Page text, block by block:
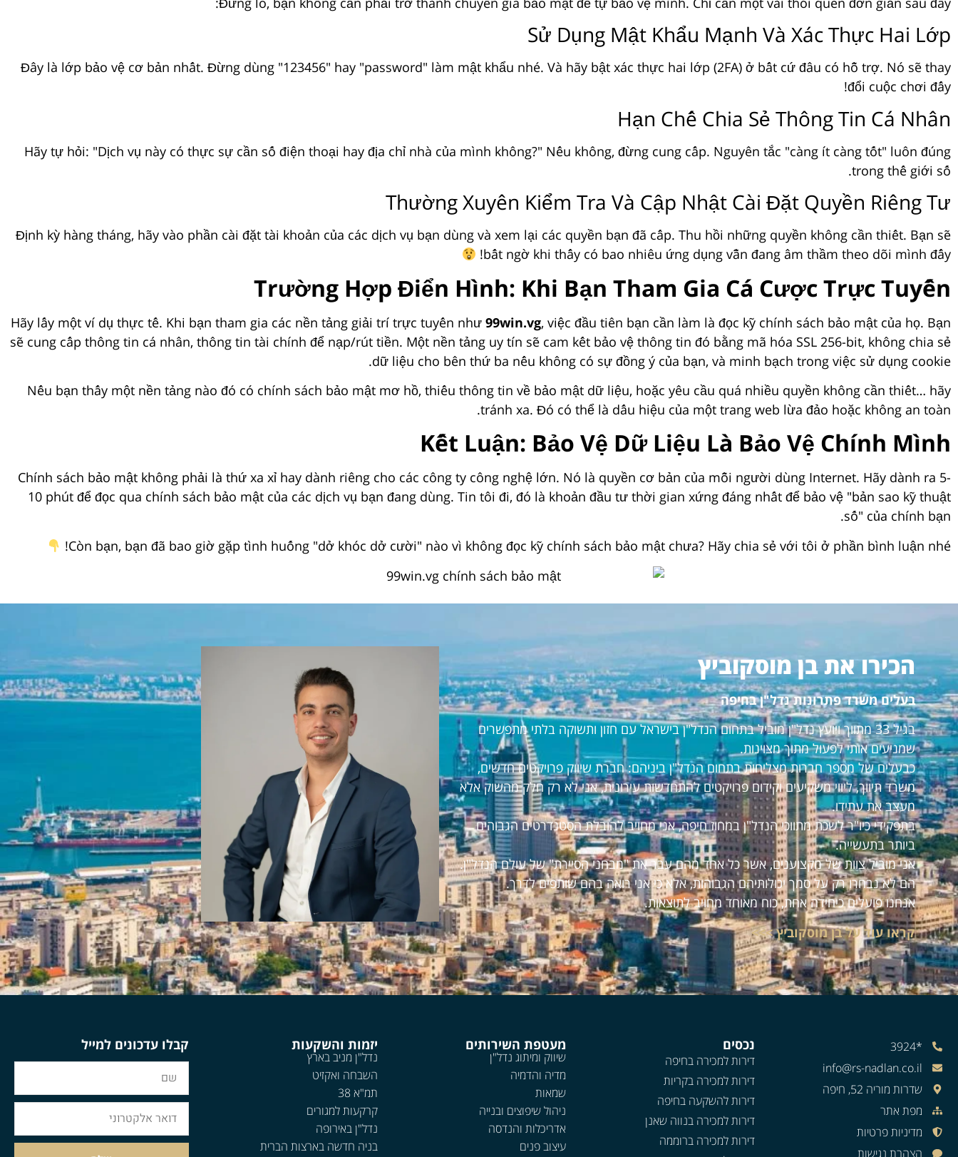
Sử Dụng Mật Khẩu Mạnh Và Xác Thực Hai Lớp
Đây là lớp bảo vệ cơ bản nhất. Đừng dùng "123456" hay "password" làm mật khẩu nhé. Và hãy bật xác thực hai lớp (2FA) ở bất cứ đâu có hỗ trợ. Nó sẽ thay
đổi cuộc chơi đấy!
Hạn Chế Chia Sẻ Thông Tin Cá Nhân
Hãy tự hỏi: "Dịch vụ này có thực sự cần số điện thoại hay địa chỉ nhà của mình không?" Nếu không, đừng cung cấp. Nguyên tắc "càng ít càng tốt" luôn đúng
trong thế giới số.
Thường Xuyên Kiểm Tra Và Cập Nhật Cài Đặt Quyền Riêng Tư
Định kỳ hàng tháng, hãy vào phần cài đặt tài khoản của các dịch vụ bạn dùng và xem lại các quyền bạn đã cấp. Thu hồi những quyền không cần thiết. Bạn sẽ
bất ngờ khi thấy có bao nhiêu ứng dụng vẫn đang âm thầm theo dõi mình đấy!
Trường Hợp Điển Hình: Khi Bạn Tham Gia Cá Cược Trực Tuyến
Hãy lấy một ví dụ thực tế. Khi bạn tham gia các nền tảng giải trí trực tuyến như 99win.vg, việc đầu tiên bạn cần làm là đọc kỹ chính sách bảo mật của họ. Bạn
sẽ cung cấp thông tin cá nhân, thông tin tài chính để nạp/rút tiền. Một nền tảng uy tín sẽ cam kết bảo vệ thông tin đó bằng mã hóa SSL 256-bit, không chia sẻ
dữ liệu cho bên thứ ba nếu không có sự đồng ý của bạn, và minh bạch trong việc sử dụng cookie.
Nếu bạn thấy một nền tảng nào đó có chính sách bảo mật mơ hồ, thiếu thông tin về bảo mật dữ liệu, hoặc yêu cầu quá nhiều quyền không cần thiết… hãy
tránh xa. Đó có thể là dấu hiệu của một trang web lừa đảo hoặc không an toàn.
Kết Luận: Bảo Vệ Dữ Liệu Là Bảo Vệ Chính Mình
Chính sách bảo mật không phải là thứ xa xỉ hay dành riêng cho các công ty công nghệ lớn. Nó là quyền cơ bản của mỗi người dùng Internet. Hãy dành ra 5-
10 phút để đọc qua chính sách bảo mật của các dịch vụ bạn đang dùng. Tin tôi đi, đó là khoản đầu tư thời gian xứng đáng nhất để bảo vệ "bản sao kỹ thuật
số" của chính bạn.
Còn bạn, bạn đã bao giờ gặp tình huống "dở khóc dở cười" nào vì không đọc kỹ chính sách bảo mật chưa? Hãy chia sẻ với tôi ở phần bình luận nhé!
הכירו את בן מוסקוביץ
בעלים משרד פתרונות נדל"ן בחיפה
בגיל 33 מתווך ויועץ נדל"ן מוביל בתחום הנדל"ן בישראל עם חזון ותשוקה בלתי מתפשרים
שמניעים אותי לפעול מתוך מצוינות.
כבעלים של מספר חברות מצליחות בתחום הנדל"ן ביניהם: חברת שיווק פרויקטים חדשים,
משרד תיווך, ליווי משקיעים וקידום פרויקטים להתחדשות עירונית, אני לא רק חלק מהשוק אלא
מעצב את עתידו.
בתפקידי כיו"ר לשכת מתווכי הנדל"ן במחוז חיפה, אני מחויב להובלת הסטנדרטים הגבוהים
ביותר בתעשייה.
אני מוביל צוות של מקצוענים, אשר כל אחד מהם עבר את "מבחני הסיירת" של עולם הנדל"ן.
הם לא נבחרו רק על סמך יכולותיהם הגבוהות, אלא כי אני רואה בהם שותפים לדרך.
אנחנו פועלים כיחידה אחת, כוח מאוחד מחויב לתוצאות.
קראו עוד על בן מוסקוביץ >>>
*3924
info@rs-nadlan.co.il
שדרות מוריה 52, חיפה
מפת אתר
מדיניות פרטיות
הצהרת נגישות
נכסים
דירות למכירה בחיפה
דירות למכירה בקריות
דירות להשקעה בחיפה
דירות למכירה בנווה שאנן
דירות למכירה ברוממה
מעטפת השירותים
שיווק ומיתוג נדל"ן
מדיה והדמיה
שמאות
ניהול שיפוצים ובנייה
אדריכלות והנדסה
עיצוב פנים
יזמות והשקעות
נדל"ן מניב בארץ
השבחה ואקזיט
תמ"א 38
קרקעות למגורים
נדל"ן באירופה
בניה חדשה בארצות הברית
קבלו עדכונים למייל